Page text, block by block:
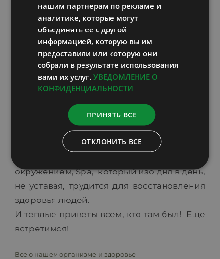
физиотерапевтов, массажистов,
администратора и весь персонал Loodus
Bio Spa, и конечно же, доктора Наталию
Трофимову за эти дни, проведенные с
большой пользой для моего здоровья.
Это было моё лучшее вложение в моё
уверенностью заверить, что Loodus Bio
Spa как неоткрытая жемчужина, с
прекрасными процедурами, заботливым
окружением, Spa, который изо дня в день,
не уставая, трудится для восстановления
здоровья людей.
И теплые приветы всем, кто там был! Еще
встретимся!
Все о нашем организме и здоровье
нашим партнерам по рекламе и
аналитике, которые могут
объединять ее с другой
информацией, которую вы им
предоставили или которую они
собрали в результате использования
вами их услуг. УВЕДОМЛЕНИЕ О
КОНФИДЕНЦИАЛЬНОСТИ
ПРИНЯТЬ ВСЕ
ОТКЛОНИТЬ ВСЕ